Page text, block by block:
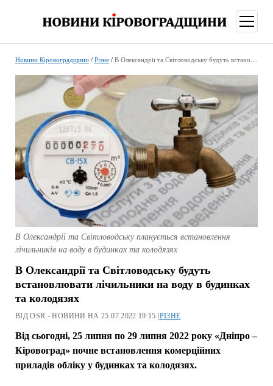
меню
Новини Кіровоградщини/ Різне/ В Олександрії та Світловодську будуть встановлювати лічильники на воду в будинках та колодязях
В Олександрії та Світловодську планується встановлення
лічильників на воду в будинках та колодязях
В Олександрії та Світловодську будуть
встановлювати лічильники на воду в будинках
та колодязях
ВІД OSR - НОВИНИ НА 25.07.2022 19:15 | РІЗНЕ
Від сьогодні, 25 липня по 29 липня 2022 року «Дніпро –
Кіровоград» почне встановлення комерційних
приладів обліку у будинках та колодязях.